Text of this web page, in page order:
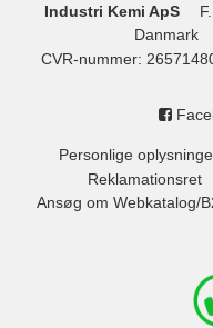
Industri Kemi ApS
Danmark
CVR-nummer:
Personlige
Reklamationsret
Ansøg om Webkatalog/